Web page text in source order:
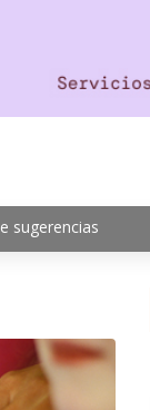
sugerencias